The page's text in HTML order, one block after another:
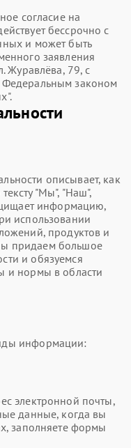
согласие на
бессрочно с
и может быть
заявления
Журавлёва, 79, с
законом
описывает, как
"Мы", "Наш",
информацию,
использовании
продуктов и
придаем большое
и обязуемся
и нормы в области
информации:
электронной почты,
данные, когда вы
заполняете формы